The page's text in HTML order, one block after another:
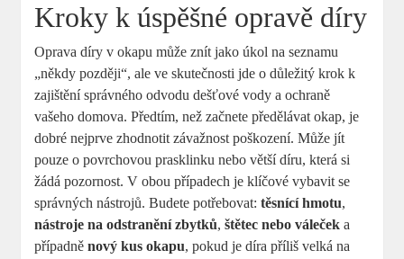
Kroky k úspěšné opravě díry
Oprava díry v okapu může znít jako úkol na seznamu
„někdy později“, ale ve skutečnosti jde o důležitý krok k
zajištění správného odvodu dešťové vody a ochraně
vašeho domova. Předtím, než začnete předělávat okap, je
dobré nejprve zhodnotit závažnost poškození. Může jít
pouze o povrchovou prasklinku nebo větší díru, která si
žádá pozornost. V obou případech je klíčové vybavit se
správných nástrojů. Budete potřebovat:těsnící hmotu,
nástroje na odstranění zbytků,štětec nebo váleček a
případněnový kus okapu, pokud je díra příliš velká na